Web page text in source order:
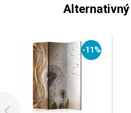
-11%